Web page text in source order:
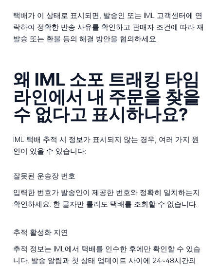
택배가 이 상태로 표시되면, 발송인 또는 IML 고객센터에 연
락하여 정확한 반송 사유를 확인하고 판매자 조건에 따라 재
발송 또는 환불 등의 해결 방안을 협의하세요.
왜 IML 소포 트래킹 타임
라인에서 내 주문을 찾을
수 없다고 표시하나요?
IML 택배 추적 시 정보가 표시되지 않는 경우, 여러 가지 원
인이 있을 수 있습니다:
잘못된 운송장 번호
입력한 번호가 발송인이 제공한 번호와 정확히 일치하는지
확인하세요. 한 글자만 틀려도 택배를 조회할 수 없습니다.
추적 활성화 지연
추적 정보는 IML에서 택배를 인수한 후에만 확인할 수 있습
니다. 발송 알림과 첫 상태 업데이트 사이에 24~48시간의